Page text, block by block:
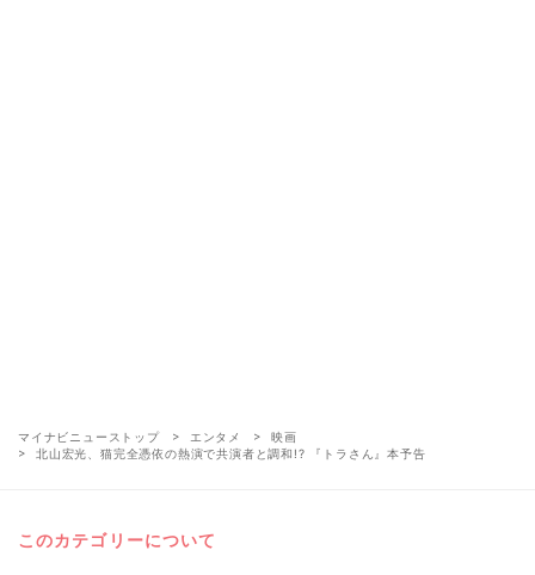
マイナビニューストップ エンタメ
映画
北山宏光、猫完全憑依の熱演で共演者と調和!? 『トラさん』本予告
このカテゴリーについて